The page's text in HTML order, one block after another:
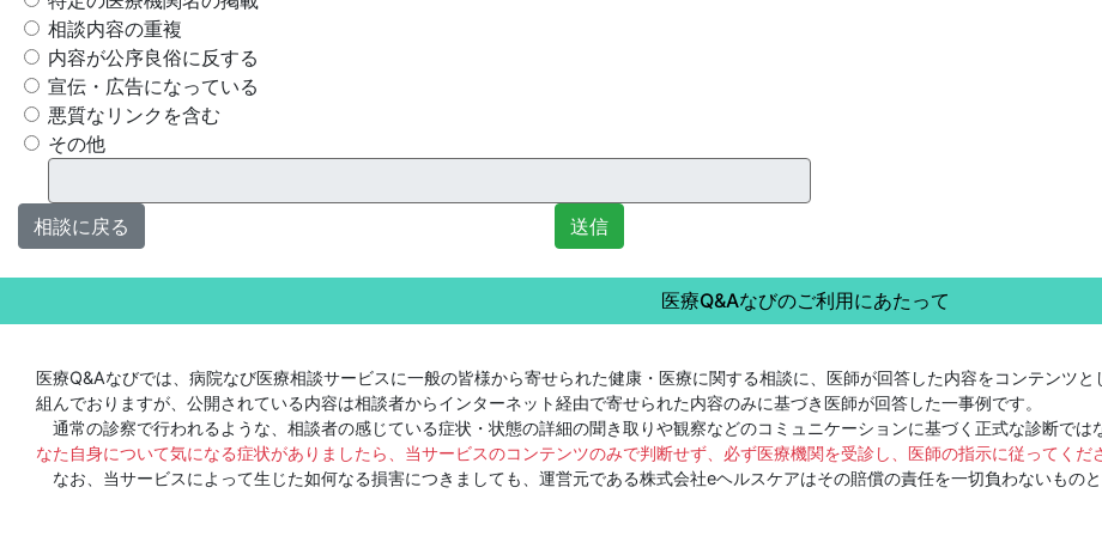
相談内容の重複
内容が公序良俗に反する
宣伝・広告になっている
悪質なリンクを含む
その他
相談に戻る 送信
医療Q&Aなびのご利用にあたって
医療Q&Aなびでは、病院なび医療相談サービスに一般の皆様から寄せられた健康・医療に関する相談に、医師が回答した内容をコンテンツ
組んでおりますが、公開されている内容は相談者からインターネット経由で寄せられた内容のみに基づき医師が回答した一事例です。
通常の診察で行われるような、相談者の感じている症状・状態の詳細の聞き取りや観察などのコミュニケーションに基づく正式な診断では
なた自身について気になる症状がありましたら、当サービスのコンテンツのみで判断せず、必ず医療機関を受診し、医師の指示に従ってくだ
なお、当サービスによって生じた如何なる損害につきましても、運営元である株式会社eヘルスケアはその賠償の責任を一切負わないものと